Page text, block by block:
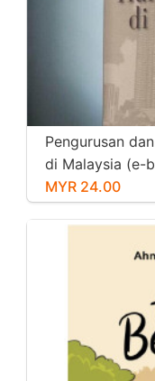
Pengurusan
di Malaysia (e-
MYR 24.00